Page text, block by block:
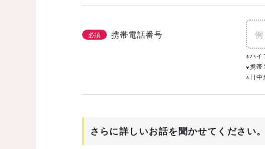
必須 携帯電話番号
※ハイ
※携帯
※日中
さらに詳しいお話を聞かせてください。